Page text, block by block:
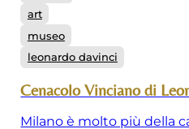
art
museo
leonardo davinci
Cenacolo Vinciano di
Milano è molto più della